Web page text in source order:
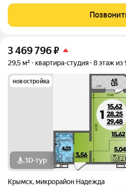
Квартира находится в центре
инфраструктура в
3 469 796₽
29,5 м² квартира-студия 8 этаж из
новостройка
3D-тур
Крымск, микрорайон Надежда